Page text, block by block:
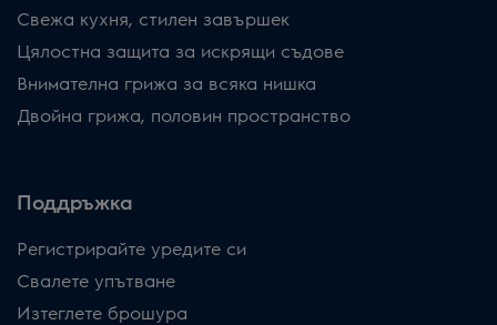
Свежа кухня, стилен завършек
Цялостна защита за искрящи съдове
Внимателна грижа за всяка нишка
Двойна грижа, половин пространство
Поддръжка
Регистрирайте уредите си
Свалете упътване
Изтеглете брошура